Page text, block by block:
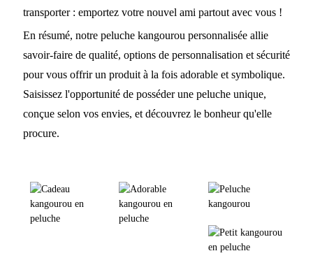
transporter : emportez votre nouvel ami partout avec vous !
En résumé, notre peluche kangourou personnalisée allie
savoir-faire de qualité, options de personnalisation et sécurité
pour vous offrir un produit à la fois adorable et symbolique.
Saisissez l'opportunité de posséder une peluche unique,
conçue selon vos envies, et découvrez le bonheur qu'elle
procure.